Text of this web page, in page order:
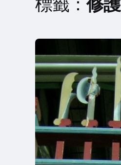
標籤：修護